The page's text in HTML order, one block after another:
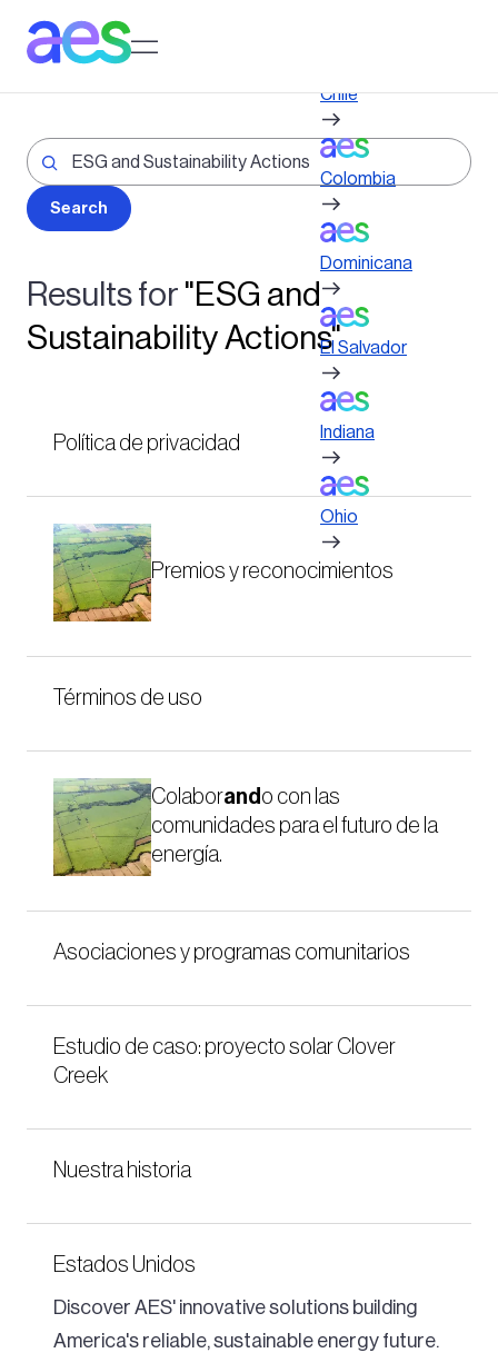
contenido
Results for "ESG and
Sustainability Actions"
Política de privacidad
Premios y reconocimientos
Términos de uso
Colaborand o con las
comunidades para el futuro de la
energía.
Asociaciones y programas comunitarios
Estudio de caso: proyecto solar Clover
Creek
Nuestra historia
Estados Unidos
Discover AES' innovative solutions building
America's reliable, sustainable energy future.
Chile
Colombia
Dominicana
El Salvador
Indiana
Ohio